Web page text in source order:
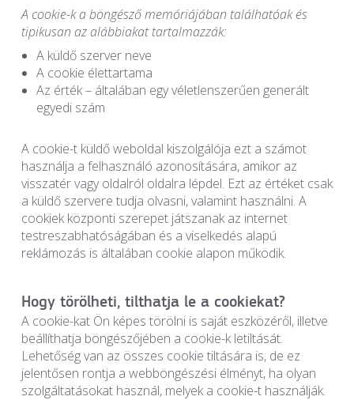
A cookie-k a böngésző memóriájában találhatóak és
tipikusan az alábbiakat tartalmazzák:
A küldő szerver neve
A cookie élettartama
Az érték – általában egy véletlenszerűen generált
egyedi szám
A cookie-t küldő weboldal kiszolgálója ezt a számot
használja a felhasználó azonosítására, amikor az
visszatér vagy oldalról oldalra lépdel. Ezt az értéket csak
a küldő szervere tudja olvasni, valamint használni. A
cookiek központi szerepet játszanak az internet
testreszabhatóságában és a viselkedés alapú
reklámozás is általában cookie alapon működik.
Hogy törölheti, tilthatja le a cookiekat?
A cookie-kat Ön képes törölni is saját eszközéről, illetve
beállíthatja böngészőjében a cookie-k letiltását.
Lehetőség van az összes cookie tiltására is, de ez
jelentősen rontja a webböngészési élményt, ha olyan
szolgáltatásokat használ, melyek a cookie-t használják.